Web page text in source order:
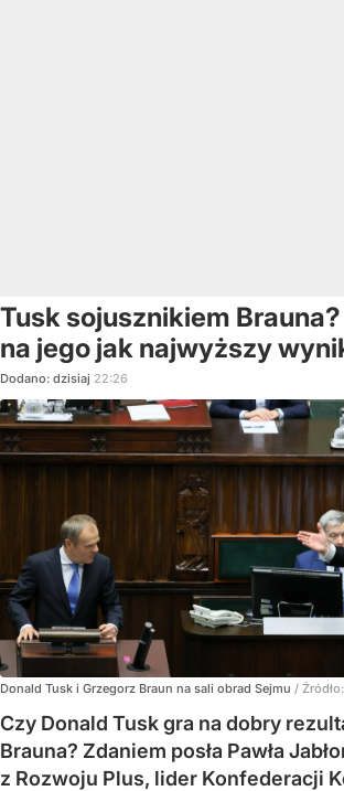
Tusk sojusznikiem Brauna?
na jego jak najwyższy
Dodano: dzisiaj 22:26
Donald Tusk i Grzegorz Braun na sali obrad Sejmu / Źródło:
Czy Donald Tusk gra na dobry
Brauna? Zdaniem posła Pawła
z Rozwoju Plus, lider Konfederacji